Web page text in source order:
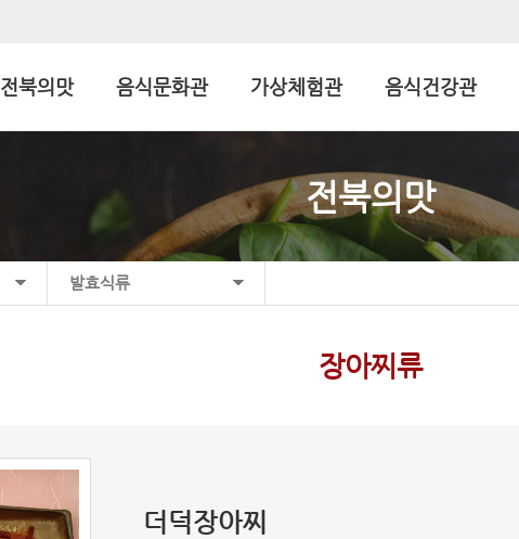
전북의맛 음식문화관 가상체험관 음식건강관
전북의맛
발효식류
장아찌류
더덕장아찌